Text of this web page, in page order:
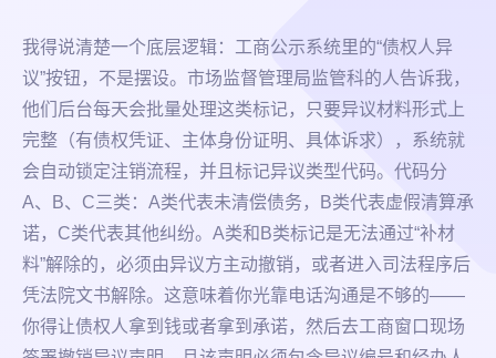
我得说清楚一个底层逻辑：工商公示系统里的“债权人异
议”按钮，不是摆设。市场监督管理局监管科的人告诉我，
他们后台每天会批量处理这类标记，只要异议材料形式上
完整（有债权凭证、主体身份证明、具体诉求），系统就
会自动锁定注销流程，并且标记异议类型代码。代码分
A、B、C三类：A类代表未清偿债务，B类代表虚假清算承
诺，C类代表其他纠纷。A类和B类标记是无法通过“补材
料”解除的，必须由异议方主动撤销，或者进入司法程序后
凭法院文书解除。这意味着你光靠电话沟通是不够的——
你得让债权人拿到钱或者拿到承诺，然后去工商窗口现场